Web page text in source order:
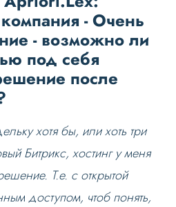
- Очень
- возможно ли
под себя
после
хотя бы, или хоть три
Битрикс, хостинг у меня
Т.е. с открытой
доступом, чтоб понять,